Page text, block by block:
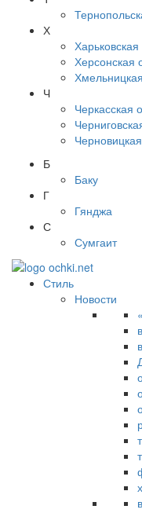
Х
Харьковская
Херсонская
Ч
Черкасская
Б
Баку
Г
Гянджа
С
Сумгаит
Стиль
Новости